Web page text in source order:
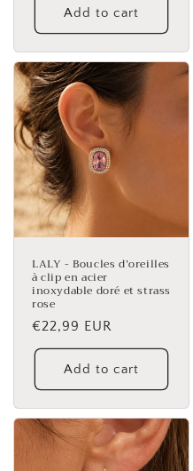
Add to cart
LALY - Boucles d’oreilles
à clip en acier
inoxydable doré et strass
rose
Regular
price
€22,99 EUR
Add to cart